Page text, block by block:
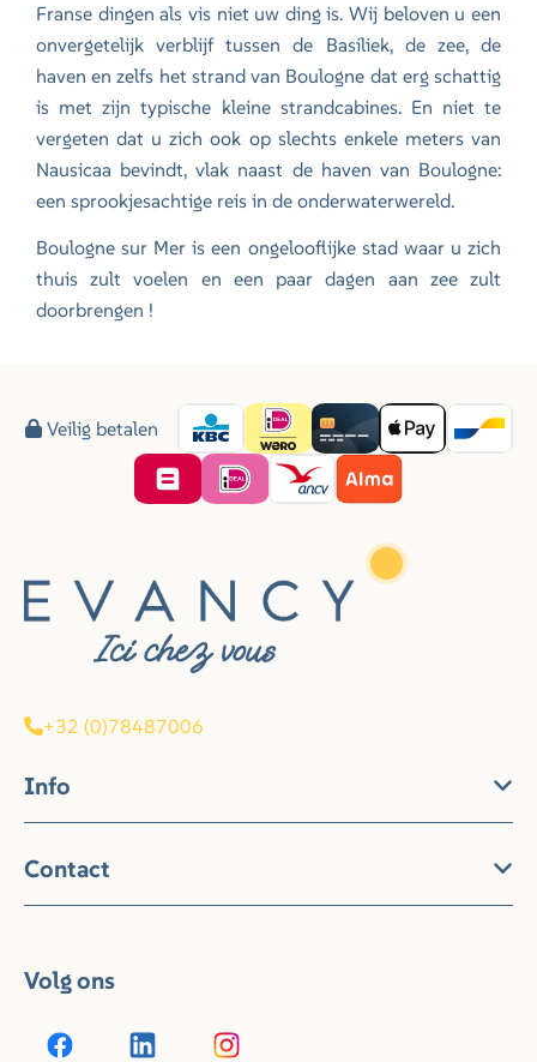
Franse dingen als vis niet uw ding is. Wij beloven u een
onvergetelijk verblijf tussen de Basiliek, de zee, de
haven en zelfs het strand van Boulogne dat erg schattig
is met zijn typische kleine strandcabines. En niet te
vergeten dat u zich ook op slechts enkele meters van
Nausicaa bevindt, vlak naast de haven van Boulogne:
een sprookjesachtige reis in de onderwaterwereld.
Boulogne sur Mer is een ongelooflijke stad waar u zich
thuis zult voelen en een paar dagen aan zee zult
doorbrengen !
Veilig betalen
+32 (0)78487006
Info
Contact
Volg ons